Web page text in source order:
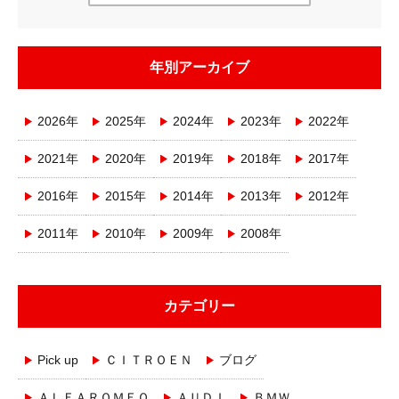
年別アーカイブ
2026年 2025年 2024年 2023年 2022年
2021年 2020年 2019年 2018年 2017年
2016年 2015年 2014年 2013年 2012年
2011年 2010年 2009年 2008年
カテゴリー
Pick up ＣＩＴＲＯＥＮ ブログ